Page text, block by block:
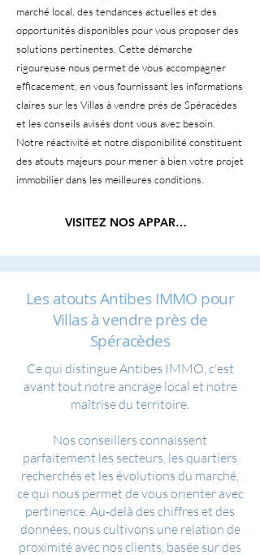
marché local, des tendances actuelles et des
opportunités disponibles pour vous proposer des
solutions pertinentes. Cette démarche
rigoureuse nous permet de vous accompagner
efficacement, en vous fournissant les informations
claires sur les Villas à vendre près de Spéracèdes
et les conseils avisés dont vous avez besoin.
Notre réactivité et notre disponibilité constituent
des atouts majeurs pour mener à bien votre projet
immobilier dans les meilleures conditions.
VISITEZ NOS APPARTEMENTS
Les atouts Antibes IMMO pour
Villas à vendre près de
Spéracèdes
Ce qui distingue Antibes IMMO, c'est
avant tout notre ancrage local et notre
maîtrise du territoire.
Nos conseillers connaissent
parfaitement les secteurs, les quartiers
recherchés et les évolutions du marché,
ce qui nous permet de vous orienter avec
pertinence. Au-delà des chiffres et des
données, nous cultivons une relation de
proximité avec nos clients, basée sur des